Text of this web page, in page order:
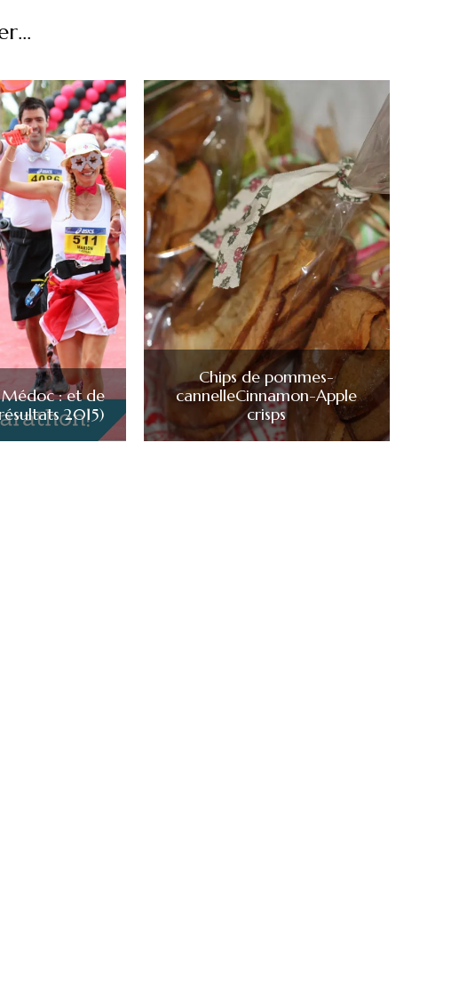
: et de
2015)
Chips de pommes-
cannelleCinnamon-Apple
crisps